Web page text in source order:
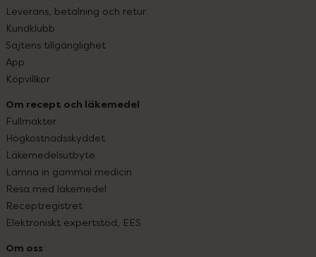
Leverans, betalning och retur
Kundklubb
Sajtens tillgänglighet
App
Köpvillkor
Om recept och läkemedel
Fullmakter
Högkostnadsskyddet
Läkemedelsutbyte
Lämna in gammal medicin
Resa med läkemedel
Receptregistret
Elektroniskt expertstöd, EES
Om oss